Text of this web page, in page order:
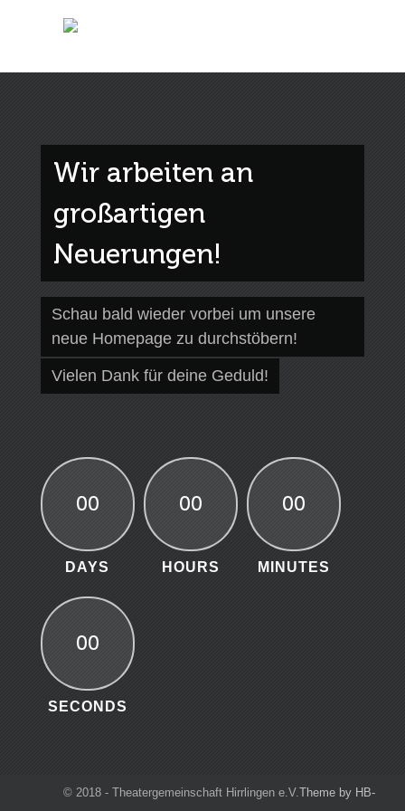
Wir arbeiten an
großartigen
Neuerungen!
Schau bald wieder vorbei um unsere
neue Homepage zu durchstöbern!
Vielen Dank für deine Geduld!
00
DAYS
00
HOURS
00
MINUTES
00
SECONDS
© 2018 - Theatergemeinschaft Hirrlingen e.V.Theme by HB-